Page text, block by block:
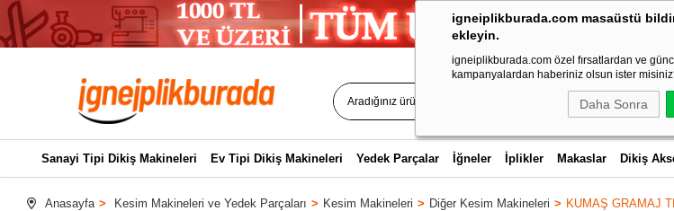
igneiplikburada.com masaüstü
ekleyin.
igneiplikburada.com özel fırsatlardan ve
kampanyalardan haberiniz olsun ister
Daha Sonra
Sanayi Tipi Dikiş Makineleri Ev Tipi Dikiş Makineleri Yedek Parçalar İğneler İplikler Makaslar Dikiş
Anasayfa Kesim Makineleri ve Yedek Parçaları Kesim Makineleri Diğer Kesim Makineleri KUMAŞ GRAMAJ